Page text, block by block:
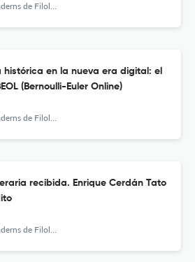
Filologia - Estudis Literaris
histórica en la nueva era digital: el
(Bernoulli-Euler Online)
Filologia - Estudis Literaris
recibida. Enrique Cerdán Tato
Filologia - Estudis Literaris